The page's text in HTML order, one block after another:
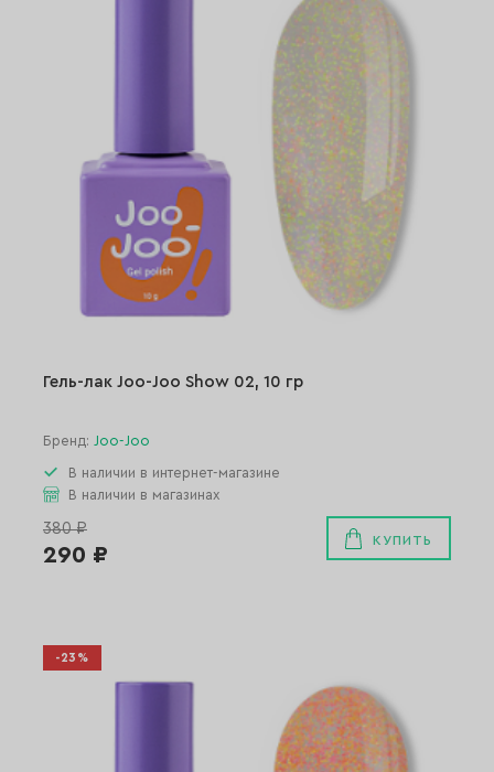
Гель-лак Joo-Joo Show 02, 10 гр
Бренд: Joo-Joo
В наличии в интернет-магазине
В наличии в магазинах
380 ₽
290 ₽
КУПИТЬ
-23%